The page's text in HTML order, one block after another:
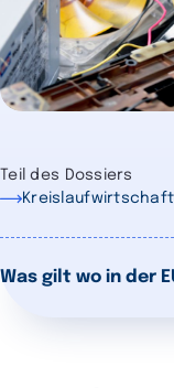
Teil des Dossiers
Was gilt wo in der